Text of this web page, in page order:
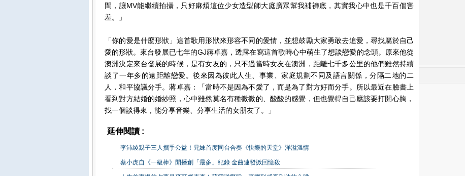
間，讓MV能繼續拍攝，只好麻煩這位少女造型師大庭廣眾幫我補褲底，其實我心中也是千百個害
羞。」
「你的愛是什麼形狀」這首歌用形狀來形容不同的愛情，並想鼓勵大家勇敢去追愛，尋找屬於自己
愛的形狀。來台發展已七年的GJ蔣卓嘉，透露在寫這首歌時心中萌生了想談戀愛的念頭。原來他從
澳洲決定來台發展的時候，是有女友的，只不過當時女友在澳洲，距離七千多公里的他們雖然持續
談了一年多的遠距離戀愛。後來因為彼此人生、事業、家庭規劃不同及語言關係，分隔二地的二
人，和平協議分手。蔣卓嘉：「當時不是因為不愛了，而是為了對方好而分手。所以最近在臉書上
看到對方結婚的婚紗照，心中雖然莫名有種微微的、酸酸的感覺，但也覺得自己應該要打開心胸，
找一個談得來，能分享音樂、分享生活的女朋友了。」
延伸閱讀 :
李沛綾親子三人攜手公益！兄妹首度同台合奏《快樂的天堂》洋溢溫情
蔡小虎自《一級棒》開播創「最多」紀錄 金曲連發掀回憶殺